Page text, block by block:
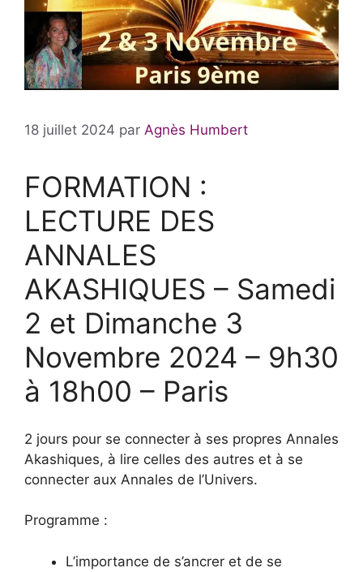
18 juillet 2024 par Agnès Humbert
FORMATION :
LECTURE DES
ANNALES
AKASHIQUES – Samedi
2 et Dimanche 3
Novembre 2024 – 9h30
à 18h00 – Paris
2 jours pour se connecter à ses propres Annales
Akashiques, à lire celles des autres et à se
connecter aux Annales de l’Univers.
Programme :
L’importance de s’ancrer et de se